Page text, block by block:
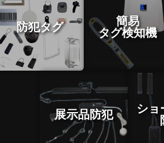
防犯タグ 簡易
タグ検知機
展示品防犯 ショ